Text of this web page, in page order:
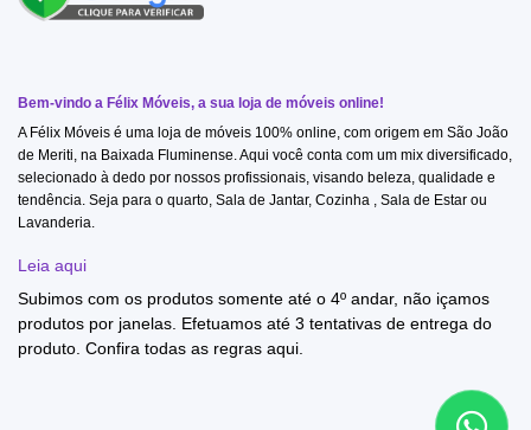
Bem-vindo a Félix Móveis, a sua loja de móveis online!
A Félix Móveis é uma loja de móveis 100% online, com origem em São João
de Meriti, na Baixada Fluminense. Aqui você conta com um mix diversificado,
selecionado à dedo por nossos profissionais, visando beleza, qualidade e
tendência. Seja para o quarto, Sala de Jantar, Cozinha , Sala de Estar ou
Lavanderia.
Leia aqui
Subimos com os produtos somente até o 4º andar, não içamos
produtos por janelas. Efetuamos até 3 tentativas de entrega do
produto. Confira todas as regras aqui